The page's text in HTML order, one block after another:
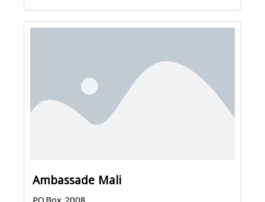
Ambassade Mali